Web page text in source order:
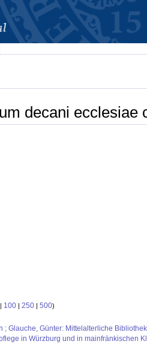
decani ecclesiae
| 100 | 250 | 500)
; Glauche, Günter: Mittelalterliche
in Würzburg und in mainfränkischen